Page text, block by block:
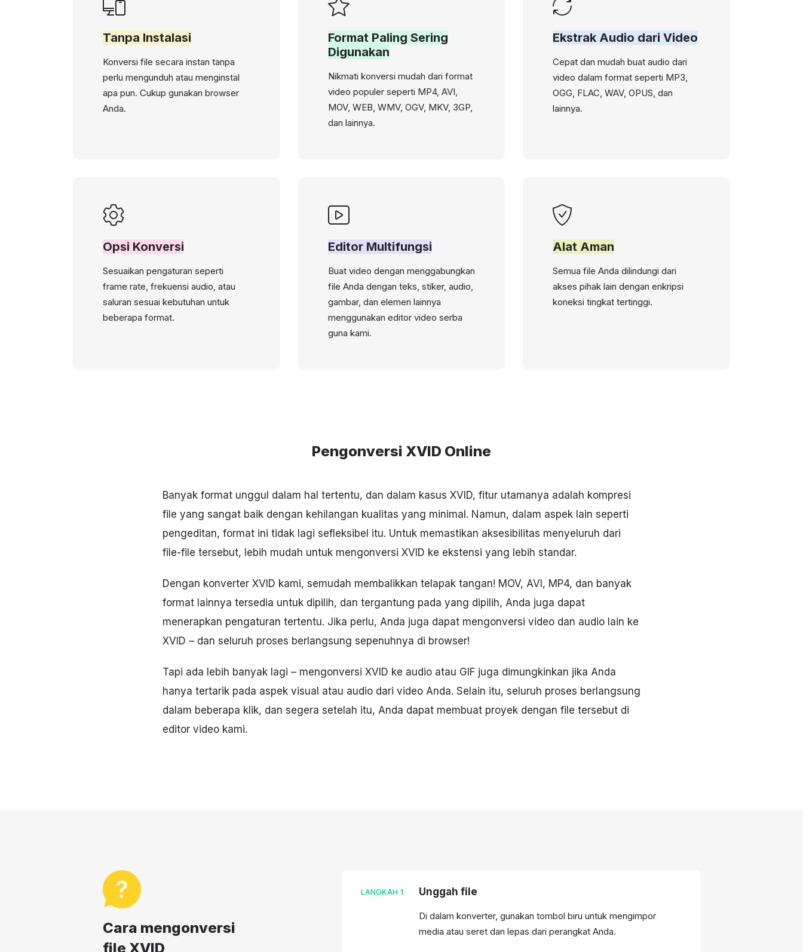
Tanpa Instalasi
Konversi file secara instan tanpa
perlu mengunduh atau menginstal
apa pun. Cukup gunakan browser
Anda.
Format Paling Sering
Digunakan
Nikmati konversi mudah dari format
video populer seperti MP4, AVI,
MOV, WEB, WMV, OGV, MKV, 3GP,
dan lainnya.
Ekstrak Audio dari Video
Cepat dan mudah buat audio dari
video dalam format seperti MP3,
OGG, FLAC, WAV, OPUS, dan
lainnya.
Opsi Konversi
Sesuaikan pengaturan seperti
frame rate, frekuensi audio, atau
saluran sesuai kebutuhan untuk
beberapa format.
Editor Multifungsi
Buat video dengan menggabungkan
file Anda dengan teks, stiker, audio,
gambar, dan elemen lainnya
menggunakan editor video serba
guna kami.
Alat Aman
Semua file Anda dilindungi dari
akses pihak lain dengan enkripsi
koneksi tingkat tertinggi.
Pengonversi XVID Online
Banyak format unggul dalam hal tertentu, dan dalam kasus XVID, fitur utamanya adalah kompresi
file yang sangat baik dengan kehilangan kualitas yang minimal. Namun, dalam aspek lain seperti
pengeditan, format ini tidak lagi sefleksibel itu. Untuk memastikan aksesibilitas menyeluruh dari
file-file tersebut, lebih mudah untuk mengonversi XVID ke ekstensi yang lebih standar.
Dengan konverter XVID kami, semudah membalikkan telapak tangan! MOV, AVI, MP4, dan banyak
format lainnya tersedia untuk dipilih, dan tergantung pada yang dipilih, Anda juga dapat
menerapkan pengaturan tertentu. Jika perlu, Anda juga dapat mengonversi video dan audio lain ke
XVID – dan seluruh proses berlangsung sepenuhnya di browser!
Tapi ada lebih banyak lagi – mengonversi XVID ke audio atau GIF juga dimungkinkan jika Anda
hanya tertarik pada aspek visual atau audio dari video Anda. Selain itu, seluruh proses berlangsung
dalam beberapa klik, dan segera setelah itu, Anda dapat membuat proyek dengan file tersebut di
editor video kami.
Cara mengonversi
file XVID
LANGKAH 1 Unggah file
Di dalam konverter, gunakan tombol biru untuk mengimpor
media atau seret dan lepas dari perangkat Anda.